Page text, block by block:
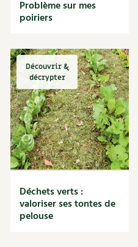
Problème sur mes
poiriers
Découvrir &
décrypter
Déchets verts :
valoriser ses tontes de
pelouse